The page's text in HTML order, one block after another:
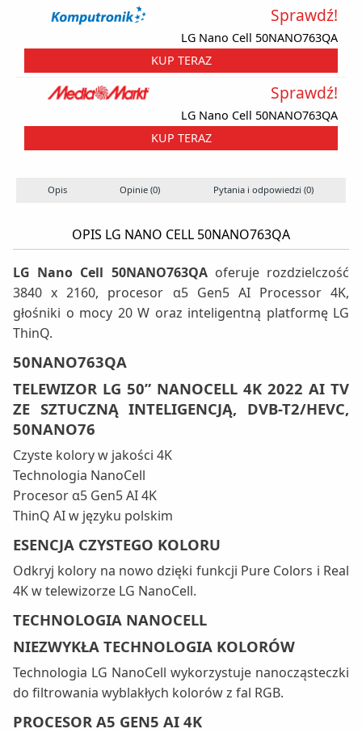
LG Nano Cell 50NANO763QA
Sprawdź!
KUP TERAZ
LG Nano Cell 50NANO763QA
Sprawdź!
KUP TERAZ
Opis Opinie (0) Pytania i odpowiedzi (0)
OPIS LG NANO CELL 50NANO763QA
LG Nano Cell 50NANO763QAoferuje rozdzielczość
3840 x 2160, procesor α5 Gen5 AI Processor 4K,
głośniki o mocy 20 W oraz inteligentną platformę LG
ThinQ.
50NANO763QA
TELEWIZOR LG 50” NANOCELL 4K 2022 AI TV
ZE SZTUCZNĄ INTELIGENCJĄ, DVB-T2/HEVC,
50NANO76
Czyste kolory w jakości 4K
Technologia NanoCell
Procesor α5 Gen5 AI 4K
ThinQ AI w języku polskim
ESENCJA CZYSTEGO KOLORU
Odkryj kolory na nowo dzięki funkcji Pure Colors i Real
4K w telewizorze LG NanoCell.
TECHNOLOGIA NANOCELL
NIEZWYKŁA TECHNOLOGIA KOLORÓW
Technologia LG NanoCell wykorzystuje nanocząsteczki
do filtrowania wyblakłych kolorów z fal RGB.
PROCESOR Α5 GEN5 AI 4K